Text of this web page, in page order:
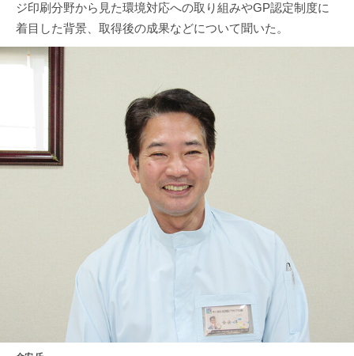
ジ印刷分野から見た環境対応への取り組みやGP認定制度に
着目した背景、取得後の成果などについて聞いた。